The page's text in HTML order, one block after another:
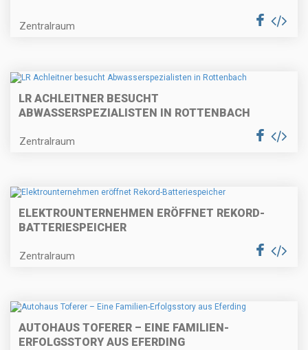
Zentralraum
LR ACHLEITNER BESUCHT
ABWASSERSPEZIALISTEN IN ROTTENBACH
Zentralraum
ELEKTROUNTERNEHMEN ERÖFFNET REKORD-
BATTERIESPEICHER
Zentralraum
AUTOHAUS TOFERER – EINE FAMILIEN-
ERFOLGSSTORY AUS EFERDING